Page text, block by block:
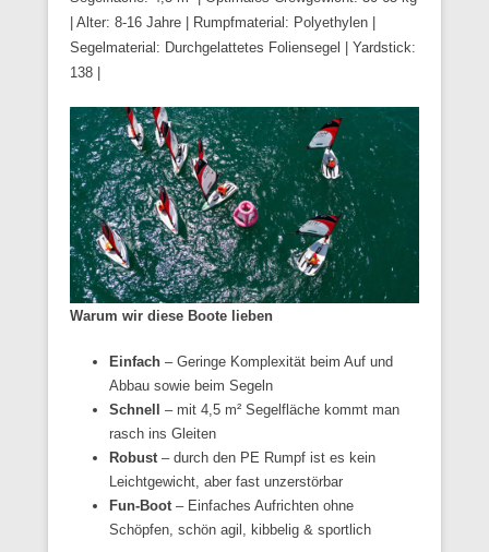
| Alter: 8-16 Jahre | Rumpfmaterial: Polyethylen |
Segelmaterial: Durchgelattetes Foliensegel | Yardstick:
138 |
Warum wir diese Boote lieben
Einfach – Geringe Komplexität beim Auf und
Abbau sowie beim Segeln
Schnell
– mit 4,5 m² Segelfläche kommt man
rasch ins Gleiten
Robust – durch den PE Rumpf ist es kein
Leichtgewicht, aber fast unzerstörbar
Fun-Boot – Einfaches Aufrichten ohne
Schöpfen, schön agil, kibbelig & sportlich